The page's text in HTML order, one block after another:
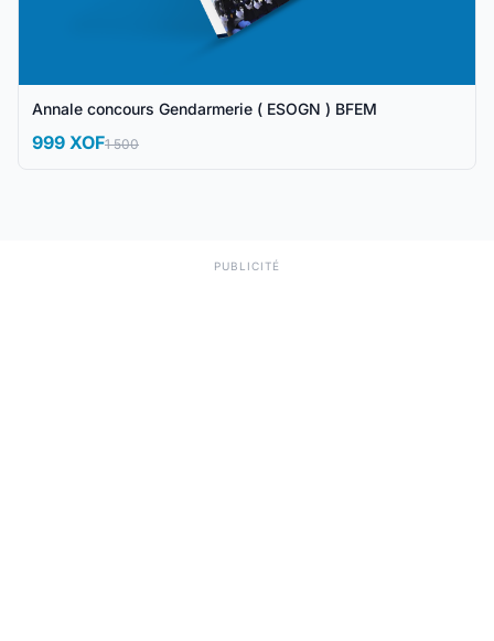
Annale concours Gendarmerie ( ESOGN ) BFEM
999 XOF1 500
PUBLICITÉ